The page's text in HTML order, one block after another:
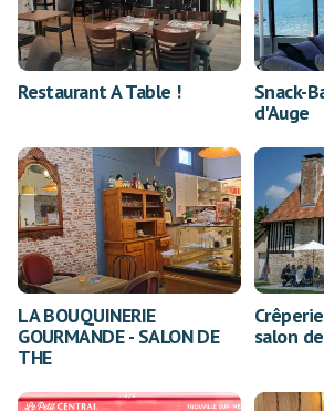
Restaurant A Table !
Snack-
d'Auge
LA BOUQUINERIE
GOURMANDE - SALON DE
THE
salon